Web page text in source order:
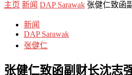
主页 新闻 DAP Sarawak 张健仁致函
新闻
DAP Sarawak
张健仁
张健仁致函副财长沈志